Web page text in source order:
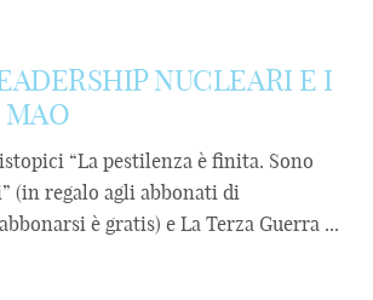
NUCLEARI E I
MAO
“La pestilenza è finita. Sono
(in regalo agli abbonati di
è gratis) e La Terza Guerra ...